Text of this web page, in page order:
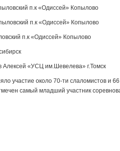
п.к «Одиссей» Копылово
п.к «Одиссей» Копылово
п.к «Одиссей» Копылово
«УСЦ им.Шевелева» г.Томск
участие около 70-ти слаломистов и
самый младший участник